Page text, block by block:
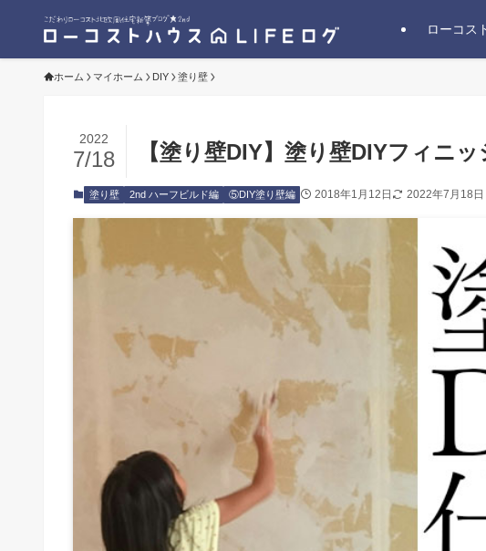
ローコス
ホーム マイホーム DIY 塗り壁
【塗り壁DIY】塗り壁DIYフィニ
2022
7/18
塗り壁 2nd ハーフビルド編 ⑤DIY塗り壁編 2018年1月12日 2022年7月18日